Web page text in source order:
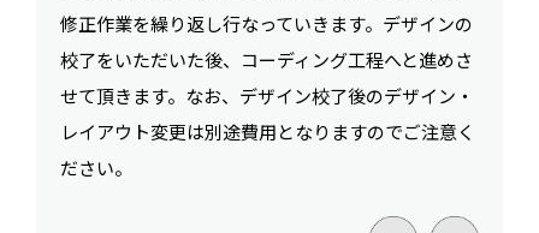
修正作業を繰り返し行なっていきます。デザインの
校了をいただいた後、コーディング工程へと進めさ
せて頂きます。なお、デザイン校了後のデザイン・
レイアウト変更は別途費用となりますのでご注意く
ださい。